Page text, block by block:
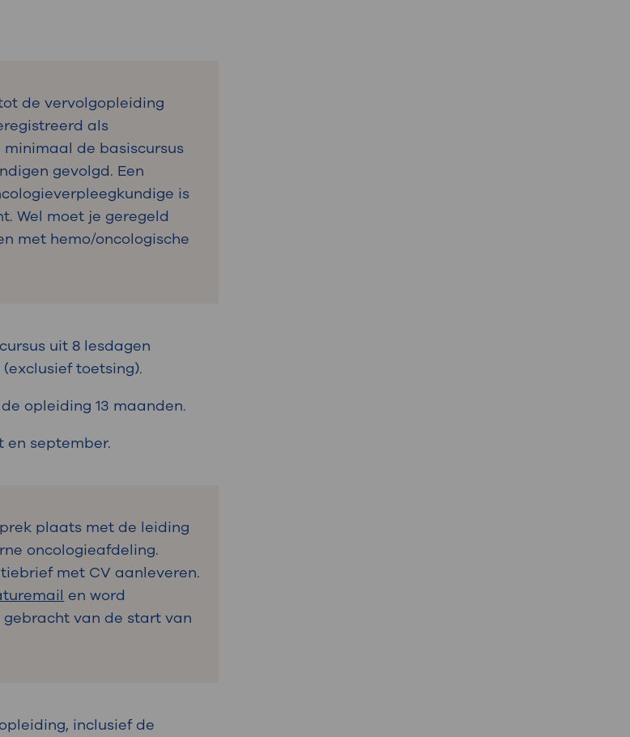
de vervolgopleiding
als
de basiscursus
gevolgd. Een
is
Wel moet je geregeld
met hemo/oncologische
uit 8 lesdagen
toetsing).
opleiding 13 maanden.
en september.
plaats met de leiding
oncologieafdeling.
met CV aanleveren.
en word
van de start van
inclusief de